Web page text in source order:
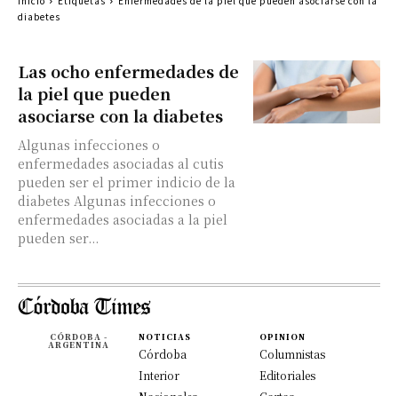
Las ocho enfermedades de
la piel que pueden
asociarse con la diabetes
Algunas infecciones o
enfermedades asociadas al cutis
pueden ser el primer indicio de la
diabetes Algunas infecciones o
enfermedades asociadas a la piel
pueden ser...
diabetes
CÓRDOBA -
ARGENTINA
NOTICIAS
Córdoba
Interior
OPINION
Columnistas
Editoriales